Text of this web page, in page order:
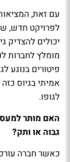
עם זאת,
לפרויקט חדש,
יכולים להצדיק
מומלץ לחברות
פיטורים בנוגע
אמיתי בגיוס
לגופו.
האם מותר
גבוה או ותק?
כאשר חברה